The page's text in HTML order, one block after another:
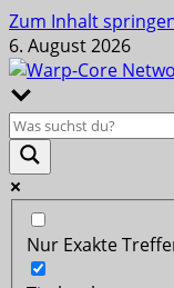
Zum Inhalt
6. August 2026
Nur Exakte